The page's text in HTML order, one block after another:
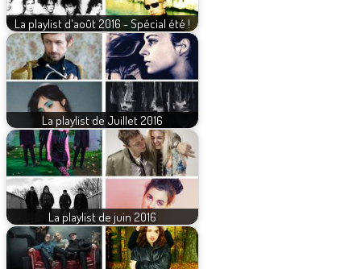
La playlist d'août 2016 - Spécial été !
La playlist de Juillet 2016
La playlist de juin 2016